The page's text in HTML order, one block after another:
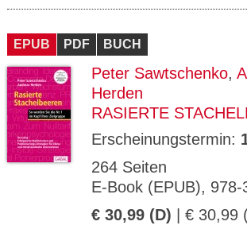
EPUB PDF BUCH
Peter Sawtschenko,
Herden
RASIERTE
Erscheinungstermin:
264 Seiten
E-Book (EPUB),
€ 30,99 (D) | € 30,99